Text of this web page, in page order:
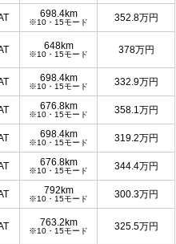
698.4km
※10・15モード 352.8万円
648km
※10・15モード 378万円
698.4km
※10・15モード 332.9万円
676.8km
※10・15モード 358.1万円
698.4km
※10・15モード 319.2万円
676.8km
※10・15モード 344.4万円
792km
※10・15モード 300.3万円
763.2km
※10・15モード 325.5万円